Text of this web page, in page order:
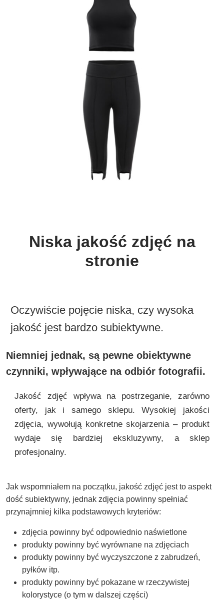
Niska jakość zdjęć na
stronie
Oczywiście pojęcie niska, czy wysoka
jakość jest bardzo subiektywne.
Niemniej jednak, są pewne obiektywne
czynniki, wpływające na odbiór fotografii.
Jakość zdjęć wpływa na postrzeganie, zarówno
oferty, jak i samego sklepu. Wysokiej jakości
zdjęcia, wywołują konkretne skojarzenia – produkt
wydaje się bardziej ekskluzywny, a sklep
profesjonalny.
Jak wspomniałem na początku, jakość zdjęć jest to aspekt
dość subiektywny, jednak zdjęcia powinny spełniać
przynajmniej kilka podstawowych kryteriów:
zdjęcia powinny być odpowiednio naświetlone
produkty powinny być wyrównane na zdjęciach
produkty powinny być wyczyszczone z zabrudzeń,
pyłków itp.
produkty powinny być pokazane w rzeczywistej
kolorystyce (o tym w dalszej części)